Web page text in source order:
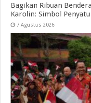
Bagikan Ribuan
Karolin: Simbol
7 Agustus 2026